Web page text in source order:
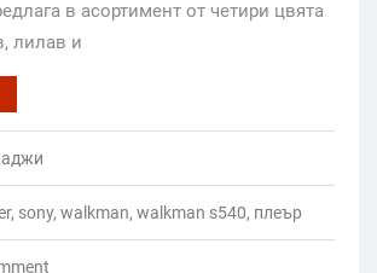
в асортимент от четири цвята
лилав и
, sony, walkman, walkman s540, плеър